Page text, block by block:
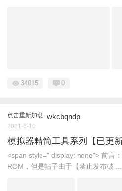
34015 0
点击重新加载 wkcbqndp
2021-6-10
模拟器精简工具系列【已更
<span style=" display: none"> 前言
ROM，但是帖子由于【禁止发布破 ...